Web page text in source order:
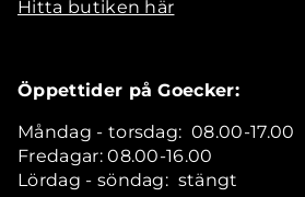
Hitta butiken här
Öppettider på Goecker:
Måndag - torsdag: 08.00-17.00
Fredagar: 08.00-16.00
Lördag - söndag: stängt